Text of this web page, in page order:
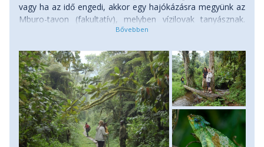
vagy ha az idő engedi, akkor egy hajókázásra megyünk az
Mburo-tavon (fakultatív), melyben vízilovak tanyásznak.
Reggelink Bwindiben, vacsoránk a mai szálláson lesz. Ebéd
szobákban, félpanziós ellátással.